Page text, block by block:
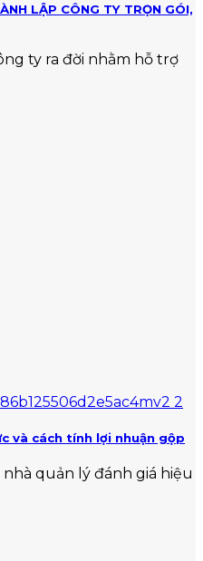
LẬP CÔNG TY TRỌN GÓI,
ty ra đời nhằm hỗ trợ
và cách tính lợi nhuận gộp
quản lý đánh giá hiệu